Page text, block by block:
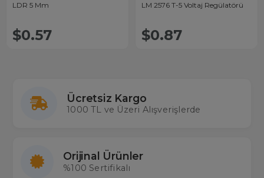
LDR 5 Mm
$0.57
LM 2576 T-5 Voltaj Regülatörü
$0.87
Ücretsiz Kargo
1000 TL ve Üzeri Alışverişlerde
Orijinal Ürünler
%100 Sertifikalı